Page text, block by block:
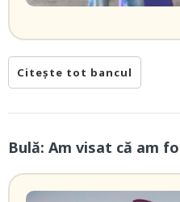
Citește tot bancul
Bulă: Am visat că am